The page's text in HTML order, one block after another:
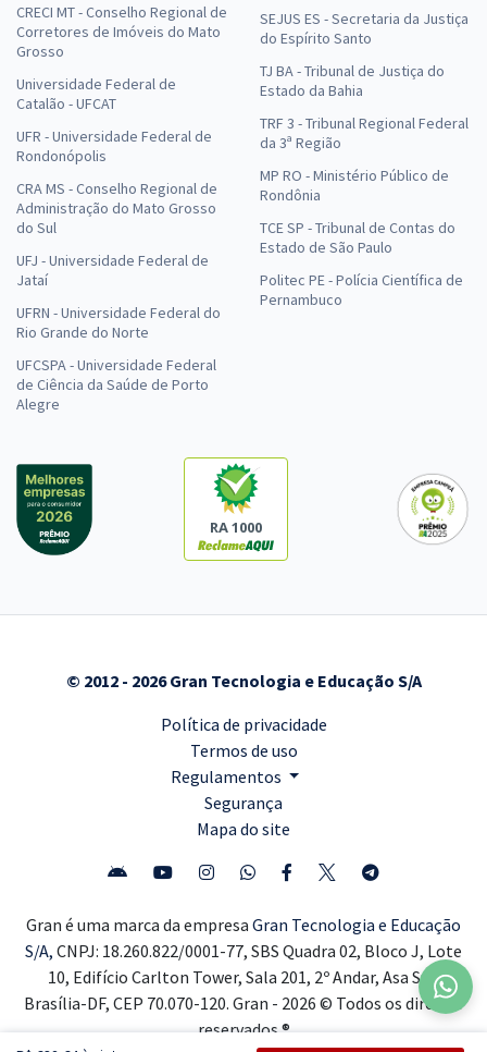
CRECI MT - Conselho Regional de
Corretores de Imóveis do Mato
Grosso
Universidade Federal de
Catalão - UFCAT
UFR - Universidade Federal de
Rondonópolis
CRA MS - Conselho Regional de
Administração do Mato Grosso
do Sul
UFJ - Universidade Federal de
Jataí
UFRN - Universidade Federal do
Rio Grande do Norte
UFCSPA - Universidade Federal
de Ciência da Saúde de Porto
Alegre
SEJUS ES - Secretaria da Justiça
do Espírito Santo
TJ BA - Tribunal de Justiça do
Estado da Bahia
TRF 3 - Tribunal Regional Federal
da 3ª Região
MP RO - Ministério Público de
Rondônia
TCE SP - Tribunal de Contas do
Estado de São Paulo
Politec PE - Polícia Científica de
Pernambuco
RA 1000
© 2012 - 2026 Gran Tecnologia e Educação S/A
Política de privacidade
Termos de uso
Regulamentos
Segurança
Mapa do site
Gran é uma marca da empresa Gran Tecnologia e Educação
S/A, CNPJ: 18.260.822/0001-77, SBS Quadra 02, Bloco J, Lote
10, Edifício Carlton Tower, Sala 201, 2º Andar, Asa Sul,
Brasília-DF, CEP 70.070-120. Gran - 2026 © Todos os direitos
reservados ®